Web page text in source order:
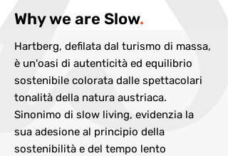
Why we are Slow.
Hartberg, defilata dal turismo di massa,
è un'oasi di autenticità ed equilibrio
sostenibile colorata dalle spettacolari
tonalità della natura austriaca.
Sinonimo di slow living, evidenzia la
sua adesione al principio della
sostenibilità e del tempo lento